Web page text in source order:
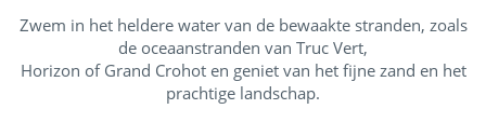
Zwem in het heldere water van de bewaakte stranden, zoals
de oceaanstranden van Truc Vert,
Horizon of Grand Crohot en geniet van het fijne zand en het
prachtige landschap.